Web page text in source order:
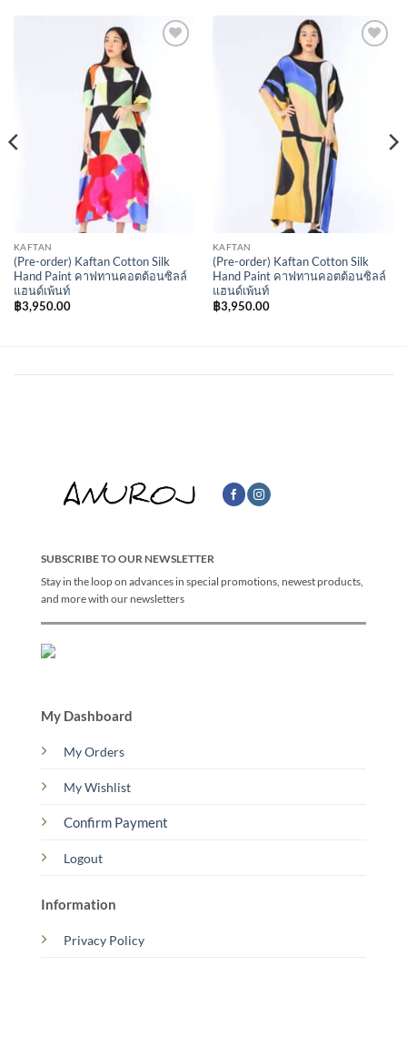
KAFTAN
(Pre-order) Kaftan Cotton Silk
Hand Paint คาฟทานคอตต้อนซิลล์
แฮนด์เพ้นท์
฿3,950.00
KAFTAN
(Pre-order) Kaftan Cotton Silk
Hand Paint คาฟทานคอตต้อนซิลล์
แฮนด์เพ้นท์
฿3,950.00
SUBSCRIBE TO OUR NEWSLETTER
Stay in the loop on advances in special promotions, newest products,
and more with our newsletters
My Dashboard
My Orders
My Wishlist
Confirm Payment
Logout
Information
Privacy Policy